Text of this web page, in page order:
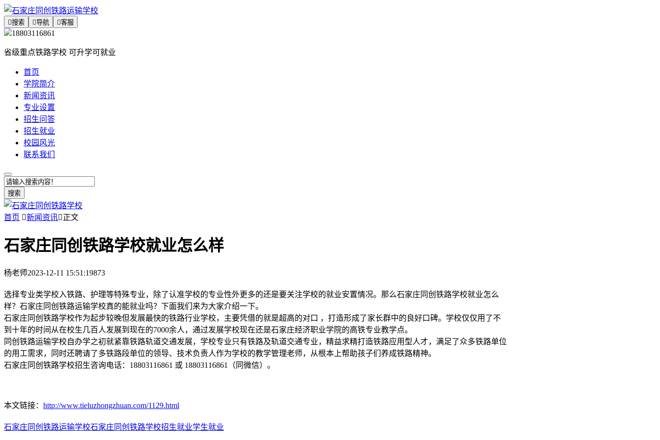
搜索 导航 客服
18803116861
省级重点铁路学校 可升学可就业
首页
学院简介
新闻资讯
专业设置
招生问答
招生就业
校园风光
联系我们
搜索
首页 新闻资讯正文
石家庄同创铁路学校就业怎么样
杨老师2023-12-11 15:51:19873
选择专业类学校入铁路、护理等特殊专业，除了认准学校的专业性外更多的还是要关注学校的就业安置情况。那么石家庄同创铁路学校就业怎么
样？石家庄同创铁路运输学校真的能就业吗？下面我们来为大家介绍一下。
石家庄同创铁路学校作为起步较晚但发展最快的铁路行业学校，主要凭借的就是超高的对口 ，打造形成了家长群中的良好口碑。学校仅仅用了不
到十年的时间从在校生几百人发展到现在的7000余人，通过发展学校现在还是石家庄经济职业学院的高铁专业教学点。
同创铁路运输学校自办学之初就紧靠铁路轨道交通发展，学校专业只有铁路及轨道交通专业，精益求精打造铁路应用型人才，满足了众多铁路单位
的用工需求，同时还聘请了多铁路段单位的领导、技术负责人作为学校的教学管理老师，从根本上帮助孩子们养成铁路精神。
石家庄同创铁路学校招生咨询电话：18803116861 或 18803116861（同微信）。
本文链接： http://www.tieluzhongzhuan.com/1129.html
石家庄同创铁路运输学校石家庄同创铁路学校招生就业学生就业